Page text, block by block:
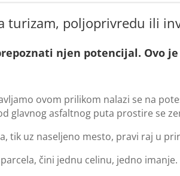
turizam, poljoprivredu ili
njen potencijal. Ovo
ovom prilikom nalazi se na
glavnog asfaltnog puta prostire se
tik uz naseljeno mesto, pravi raj u
čini jednu celinu, jedno imanje.